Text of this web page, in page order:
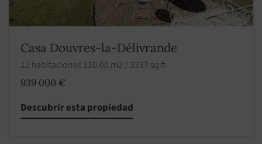
Casa Douvres-la-Délivrande
12 habitaciones 310.00 m2 / 3337 sq ft
939 000 €
Descubrir esta propiedad